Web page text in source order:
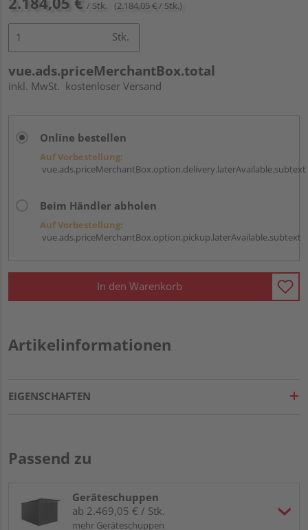
/ Stk. (2.184,05 € / Stk.)
Stk.
vue.ads.priceMerchantBox.total
inkl. MwSt. kostenloser Versand
Online bestellen
Auf Vorbestellung:
vue.ads.priceMerchantBox.option.delivery.laterAvailable.subtext
Beim Händler abholen
Auf Vorbestellung:
vue.ads.priceMerchantBox.option.pickup.laterAvailable.subtext
In den Warenkorb
Artikelinformationen
EIGENSCHAFTEN
Passend zu
Geräteschuppen
ab 2.469,05 € / Stk.
mehr Geräteschuppen